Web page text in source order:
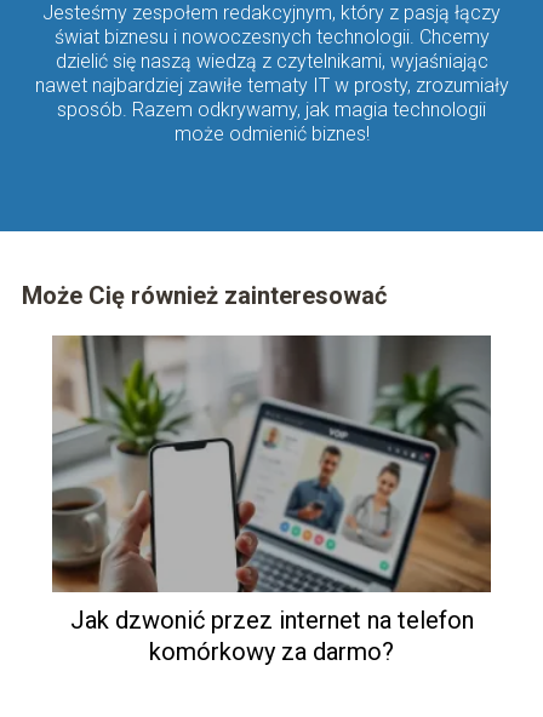
Jesteśmy zespołem redakcyjnym, który z pasją łączy
świat biznesu i nowoczesnych technologii. Chcemy
dzielić się naszą wiedzą z czytelnikami, wyjaśniając
nawet najbardziej zawiłe tematy IT w prosty, zrozumiały
sposób. Razem odkrywamy, jak magia technologii
może odmienić biznes!
Może Cię również zainteresować
Jak dzwonić przez internet na telefon
komórkowy za darmo?